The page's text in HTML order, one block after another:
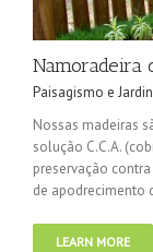
Namoradeira
Paisagismo e
Nossas madeiras
solução C.C.A.
preservação
de apodrecimento
LEARN MORE